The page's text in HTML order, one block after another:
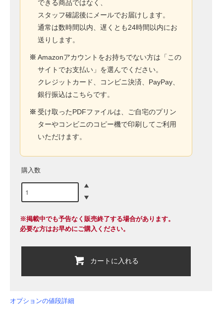
できる商品ではなく、
スタッフ確認後にメールでお届けします。
通常は数時間以内、遅くとも24時間以内にお
送りします。
※ Amazonアカウントをお持ちでない方は「この
サイトでお支払い」を選んでください。
クレジットカード、コンビニ決済、PayPay、
銀行振込はこちらです。
※ 受け取ったPDFファイルは、ご自宅のプリン
ターやコンビニのコピー機で印刷してご利用
いただけます。
購入数
※掲載中でも予告なく販売終了する場合があります。
必要な方はお早めにご購入ください。
カートに入れる
オプションの値段詳細